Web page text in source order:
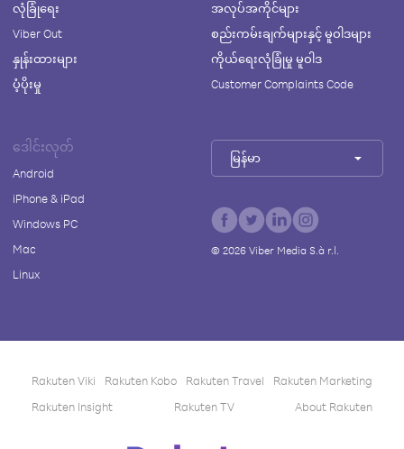
လုံခြုံရေး
Viber Out
နှုန်းထားများ
ပံ့ပိုးမှု
အလုပ်အကိုင်များ
စည်းကမ်းချက်များနှင့် မူဝါဒများ
ကိုယ်ရေးလုံခြုံမှု မူဝါဒ
Customer Complaints Code
ဒေါင်းလုတ်
Android
iPhone & iPad
Windows PC
Mac
Linux
မြန်မာ
© 2026Viber Media S.à r.l.
Rakuten Viki Rakuten Kobo Rakuten Travel
Rakuten Marketing
Rakuten Insight
Rakuten TV About Rakuten